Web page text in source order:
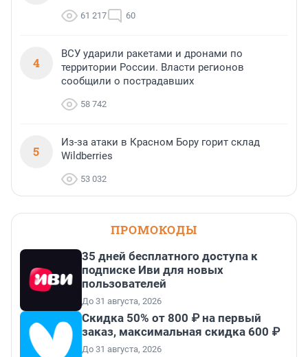
61 217 60
4
ВСУ ударили ракетами и дронами по
территории России. Власти регионов
сообщили о пострадавших
58 742
5
Из-за атаки в Красном Бору горит склад
Wildberries
53 032
ПРОМОКОДЫ
35 дней бесплатного доступа к
подписке Иви для новых
пользователей
До 31 августа, 2026
Скидка 50% от 800 ₽ на первый
заказ, максимальная скидка 600 ₽
До 31 августа, 2026